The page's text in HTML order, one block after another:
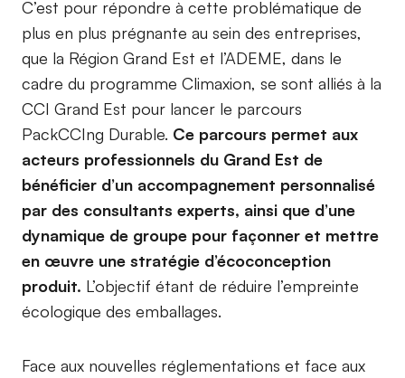
C’est pour répondre à cette problématique de
plus en plus prégnante au sein des entreprises,
que la Région Grand Est et l’ADEME, dans le
cadre du programme Climaxion, se sont alliés à la
CCI Grand Est pour lancer le parcours
PackCCIng Durable. Ce parcours permet aux
acteurs professionnels du Grand Est de
bénéficier d’un accompagnement personnalisé
par des consultants experts, ainsi que d’une
dynamique de groupe pour façonner et mettre
en œuvre une stratégie d’écoconception
produit. L’objectif étant de réduire l’empreinte
écologique des emballages.
Face aux nouvelles réglementations et face aux